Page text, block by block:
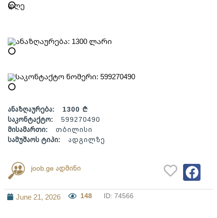
დღე
ანაზღაურება: 1300 ლარი
საკონტაქტო ნომერი: 599270490
ანაზღაურება:
1300 ₾
საკონტაქტო:
599270490
მისამართი:
თბილისი
სამუშაოს ტიპი:
ადგილზე
joob.ge ადმინი
June 21, 2026 148 ID: 74566